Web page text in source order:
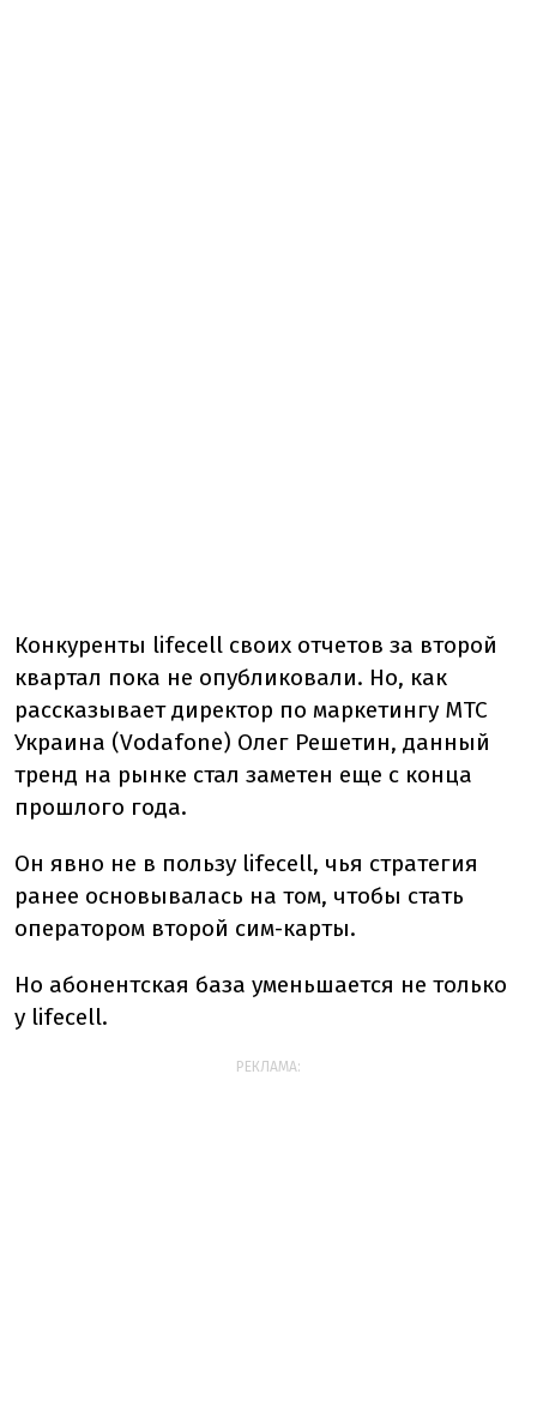
Конкуренты lifecell своих отчетов за второй
квартал пока не опубликовали. Но, как
рассказывает директор по маркетингу МТС
Украина (Vodafone) Олег Решетин, данный
тренд на рынке стал заметен еще с конца
прошлого года.
Он явно не в пользу lifecell, чья стратегия
ранее основывалась на том, чтобы стать
оператором второй сим-карты.
Но абонентская база уменьшается не только
у lifecell.
РЕКЛАМА: